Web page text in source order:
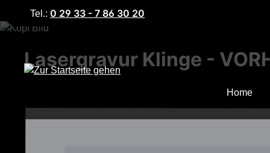
Hauptinhalt springen
Zur Suche springen
Zur Hauptnavigation springen
Tel.: 0 29 33 - 7 86 30 20
Home
Lasergravur Klinge -